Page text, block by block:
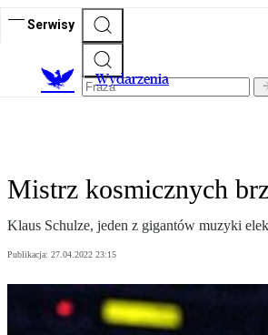
Serwisy
Wydarzenia
Mistrz kosmicznych
Klaus Schulze, jeden z gigantów muzyki
Publikacja: 27.04.2022 23:15